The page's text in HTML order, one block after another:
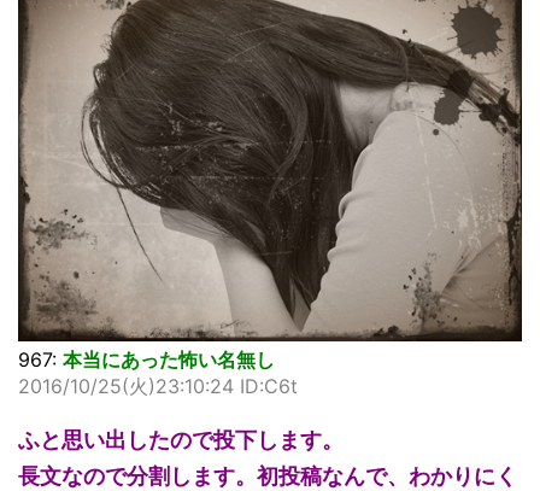
967: 本当にあった怖い名無し
2016/10/25(火)23:10:24 ID:C6t
ふと思い出したので投下します。
長文なので分割します。初投稿なんで、わかりにく